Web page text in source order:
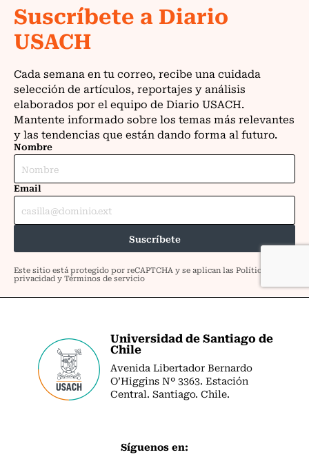
Universidad de Santiago de
Chile
Avenida Libertador Bernardo
O’Higgins Nº 3363. Estación
Central. Santiago. Chile.
Síguenos en: